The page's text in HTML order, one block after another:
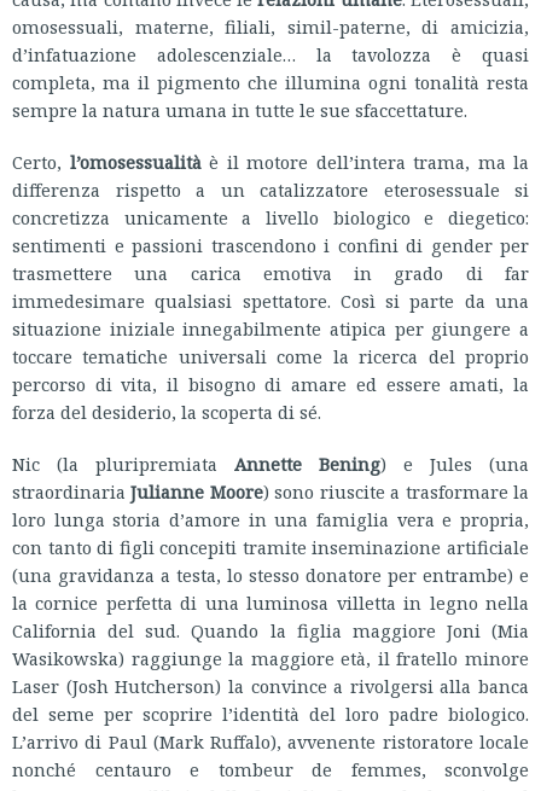
omosessuali, materne, filiali, simil-paterne, di amicizia,
d’infatuazione adolescenziale… la tavolozza è quasi
completa, ma il pigmento che illumina ogni tonalità resta
sempre la natura umana in tutte le sue sfaccettature.
Certo, l’omosessualitàè il motore dell’intera trama, ma la
differenza rispetto a un catalizzatore eterosessuale si
concretizza unicamente a livello biologico e diegetico:
sentimenti e passioni trascendono i confini di gender per
trasmettere una carica emotiva in grado di far
immedesimare qualsiasi spettatore. Così si parte da una
situazione iniziale innegabilmente atipica per giungere a
toccare tematiche universali come la ricerca del proprio
percorso di vita, il bisogno di amare ed essere amati, la
forza del desiderio, la scoperta di sé.
Nic (la pluripremiata Annette Bening) e Jules (una
straordinariaJulianne Moore) sono riuscite a trasformare la
loro lunga storia d’amore in una famiglia vera e propria,
con tanto di figli concepiti tramite inseminazione artificiale
(una gravidanza a testa, lo stesso donatore per entrambe) e
la cornice perfetta di una luminosa villetta in legno nella
California del sud. Quando la figlia maggiore Joni (Mia
Wasikowska) raggiunge la maggiore età, il fratello minore
Laser (Josh Hutcherson) la convince a rivolgersi alla banca
del seme per scoprire l’identità del loro padre biologico.
L’arrivo di Paul (Mark Ruffalo), avvenente ristoratore locale
nonché centauro e tombeur de femmes, sconvolge